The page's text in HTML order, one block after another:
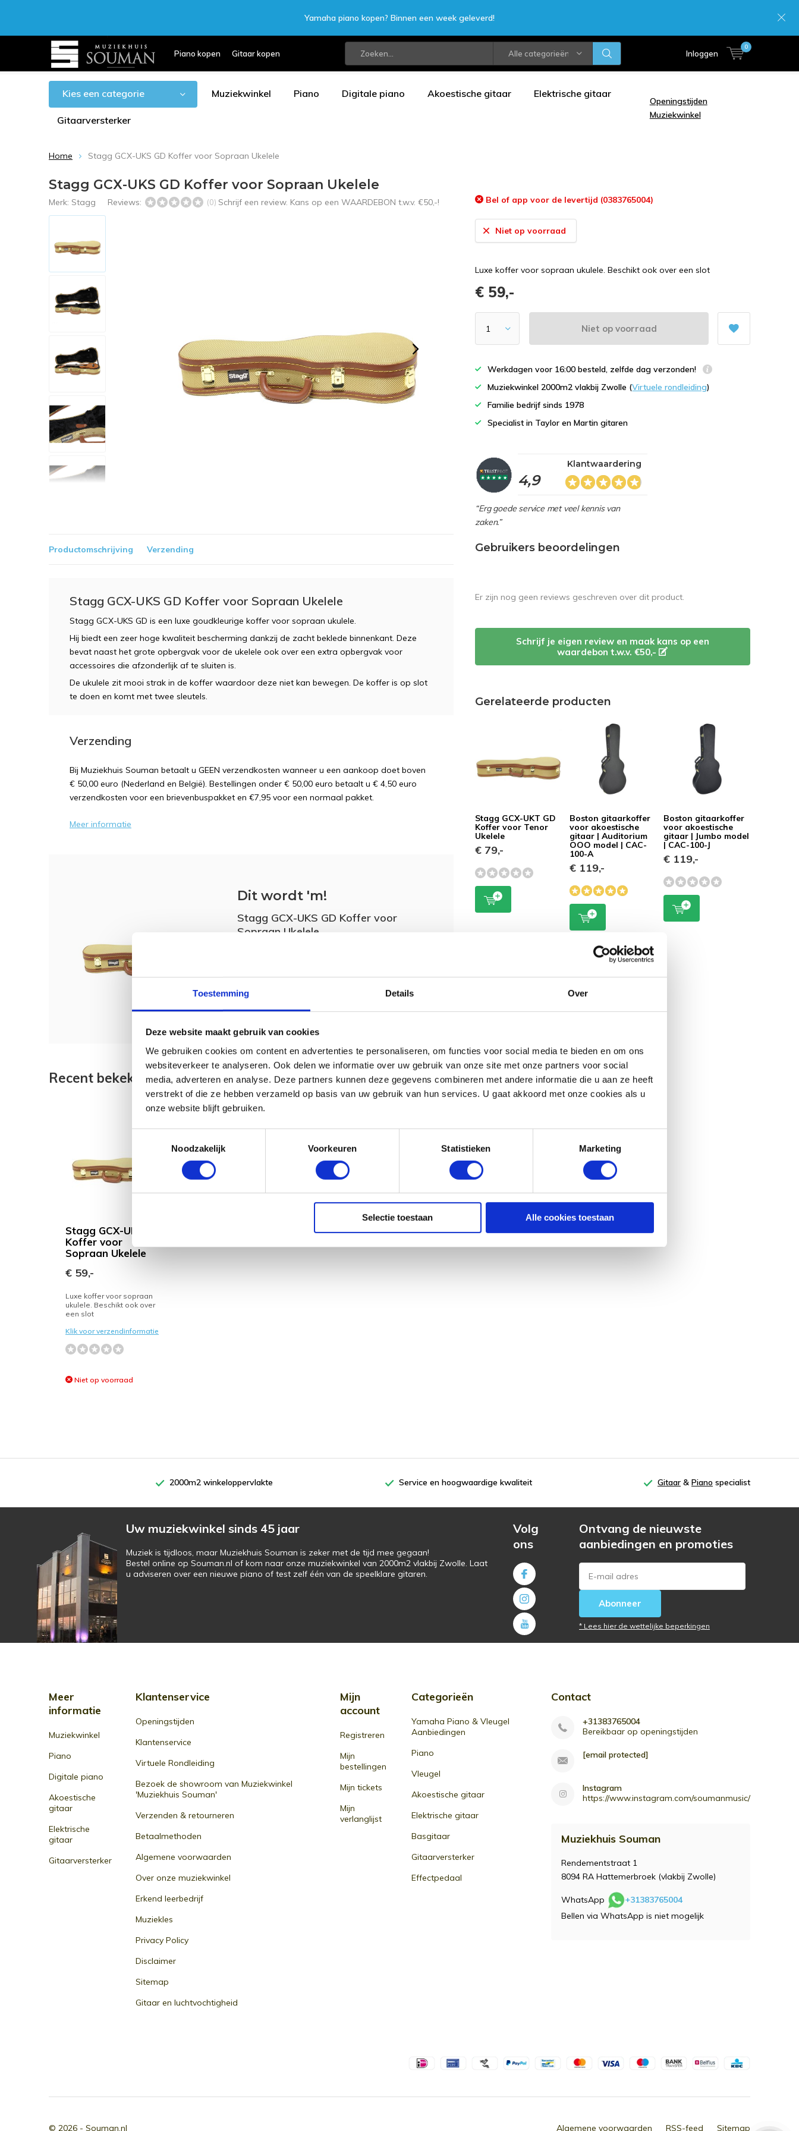
Toestemming Details Over
Deze website maakt gebruik van cookies
We gebruiken cookies om content en advertenties te personaliseren, om functies voor social media te bieden en om ons
websiteverkeer te analyseren. Ook delen we informatie over uw gebruik van onze site met onze partners voor social
media, adverteren en analyse. Deze partners kunnen deze gegevens combineren met andere informatie die u aan ze heeft
verstrekt of die ze hebben verzameld op basis van uw gebruik van hun services. U gaat akkoord met onze cookies als u
onze website blijft gebruiken.
Noodzakelijk
Voorkeuren Statistieken Marketing
Selectie toestaan Alle cookies toestaan
Piano kopen Gitaar kopen Alle categorieën Inloggen
0
Yamaha piano kopen? Binnen een week geleverd!
Kies een categorie Muziekwinkel Piano Digitale piano Akoestische gitaar Elektrische gitaar
Gitaarversterker
Openingstijden
Muziekwinkel
Home Stagg GCX-UKS GD Koffer voor Sopraan Ukelele
Stagg GCX-UKS GD Koffer voor Sopraan Ukelele
Merk: Stagg Reviews: (0) Schrijf een review. Kans op een WAARDEBON t.w.v. €50,-! Bel of app voor de levertijd (0383765004)
Niet op voorraad
Luxe koffer voor sopraan ukulele. Beschikt ook over een slot
€ 59,-
Niet op voorraad
Werkdagen voor 16:00 besteld, zelfde dag verzonden!
Muziekwinkel 2000m2 vlakbij Zwolle (Virtuele rondleiding)
Familie bedrijf sinds 1978
Specialist in Taylor en Martin gitaren
4,9
Klantwaardering
“Erg goede service met veel kennis van
zaken.”
Productomschrijving Verzending
Stagg GCX-UKS GD Koffer voor Sopraan Ukelele
Stagg GCX-UKS GD is een luxe goudkleurige koffer voor sopraan ukulele.
Hij biedt een zeer hoge kwaliteit bescherming dankzij de zacht beklede binnenkant. Deze
bevat naast het grote opbergvak voor de ukelele ook over een extra opbergvak voor
accessoires die afzonderlijk af te sluiten is.
De ukulele zit mooi strak in de koffer waardoor deze niet kan bewegen. De koffer is op slot
te doen en komt met twee sleutels.
Verzending
Bij Muziekhuis Souman betaalt u GEEN verzendkosten wanneer u een aankoop doet boven
€ 50,00 euro (Nederland en België). Bestellingen onder € 50,00 euro betaalt u € 4,50 euro
verzendkosten voor een brievenbuspakket en €7,95 voor een normaal pakket.
Meer informatie
Dit wordt 'm!
Stagg GCX-UKS GD Koffer voor
Sopraan Ukelele
€ 59,- Niet op voorraad
Gebruikers beoordelingen
Er zijn nog geen reviews geschreven over dit product.
Schrijf je eigen review en maak kans op een
waardebon t.w.v. €50,-
Gerelateerde producten
Stagg GCX-UKT GD
Koffer voor Tenor
Ukelele
€ 79,-
Boston gitaarkoffer
voor akoestische
gitaar | Auditorium
OOO model | CAC-
100-A
€ 119,-
Boston gitaarkoffer
voor akoestische
gitaar | Jumbo model
| CAC-100-J
€ 119,-
Recent bekeken
Stagg GCX-UKS GD
Koffer voor
Sopraan Ukelele
€ 59,-
Luxe koffer voor sopraan
ukulele. Beschikt ook over
een slot
Klik voor verzendinformatie
Niet op voorraad
2000m2 winkeloppervlakte Service en hoogwaardige kwaliteit Gitaar & Piano specialist
Uw muziekwinkel sinds 45 jaar
Muziek is tijdloos, maar Muziekhuis Souman is zeker met de tijd mee gegaan!
Bestel online op Souman.nl of kom naar onze muziekwinkel van 2000m2 vlakbij Zwolle. Laat
u adviseren over een nieuwe piano of test zelf één van de speelklare gitaren.
Volg
ons
Ontvang de nieuwste
aanbiedingen en promoties
Abonneer
* Lees hier de wettelijke beperkingen
Meer
informatie
Muziekwinkel
Piano
Digitale piano
Akoestische
gitaar
Elektrische
gitaar
Gitaarversterker
Klantenservice
Openingstijden
Klantenservice
Virtuele Rondleiding
Bezoek de showroom van Muziekwinkel
'Muziekhuis Souman'
Verzenden & retourneren
Betaalmethoden
Algemene voorwaarden
Over onze muziekwinkel
Erkend leerbedrijf
Muziekles
Privacy Policy
Disclaimer
Sitemap
Gitaar en luchtvochtigheid
Mijn
account
Registreren
Mijn
bestellingen
Mijn tickets
Mijn
verlanglijst
Categorieën
Yamaha Piano & Vleugel
Aanbiedingen
Piano
Vleugel
Akoestische gitaar
Elektrische gitaar
Basgitaar
Gitaarversterker
Effectpedaal
Contact
+31383765004
Bereikbaar op openingstijden
[email protected]
Instagram
https://www.instagram.com/soumanmusic/
Muziekhuis Souman
Rendementstraat 1
8094 RA Hattemerbroek (vlakbij Zwolle)
WhatsApp
+31383765004
Bellen via WhatsApp is niet mogelijk
© 2026 - Souman.nl Algemene voorwaarden RSS-feed Sitemap